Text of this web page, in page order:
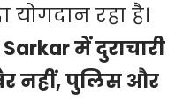
रहा है।
में दुराचारी
नहीं, पुलिस और